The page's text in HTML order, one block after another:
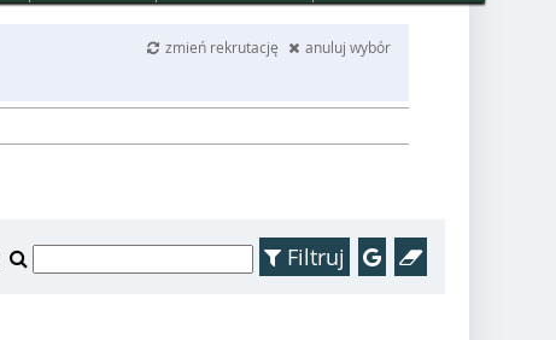
zmień rekrutację
anuluj wybór
Filtruj